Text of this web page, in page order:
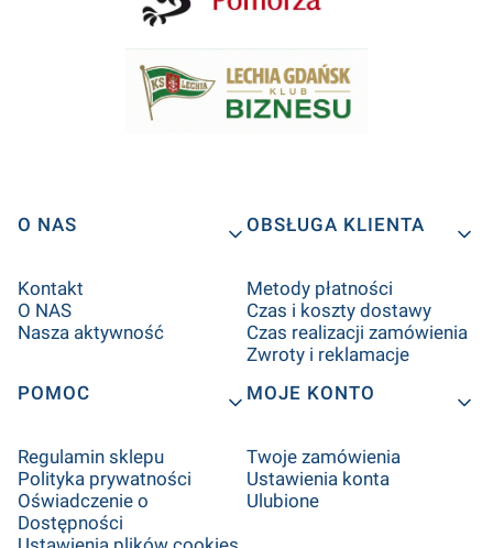
O NAS
Kontakt
O NAS
Nasza aktywność
OBSŁUGA KLIENTA
Metody płatności
Czas i koszty dostawy
Czas realizacji zamówienia
Zwroty i reklamacje
POMOC
Regulamin sklepu
Polityka prywatności
Oświadczenie o
Dostępności
MOJE KONTO
Twoje zamówienia
Ustawienia konta
Ulubione